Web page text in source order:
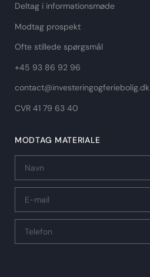
Deltag i informationsmøde
Modtag prospekt
Ofte stillede spørgsmål
+45 93 86 92 96
contact@investeringogferiebolig.dk
CVR 41 79 63 40​
MODTAG MATERIALE